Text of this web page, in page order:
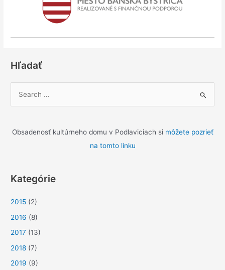
Hľadať
ť
Obsadenosť kultúrneho domu v Podlaviciach si môžete pozrieť
na tomto linku
Kategórie
2015 (2)
2016 (8)
2017 (13)
2018 (7)
2019 (9)